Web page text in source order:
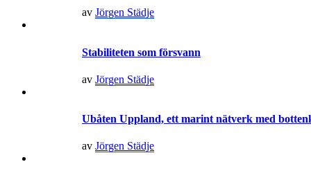
av Jörgen Städje
Stabiliteten som försvann
av Jörgen Städje
Ubåten Uppland, ett marint nätverk med
av Jörgen Städje